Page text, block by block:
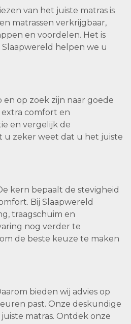
van het juiste matras is
matrassen verkrijgbaar,
en voordelen. Het is
helpen we u
op zoek zijn naar goede
extra comfort en
en vergelijk de
u zeker weet dat u het juiste
kern bepaalt de stevigheid
Bij Slaapwereld
traagschuim en
nog verder te
de beste keuze te maken
bieden wij advies op
past. Onze deskundige
matras. Ontdek onze